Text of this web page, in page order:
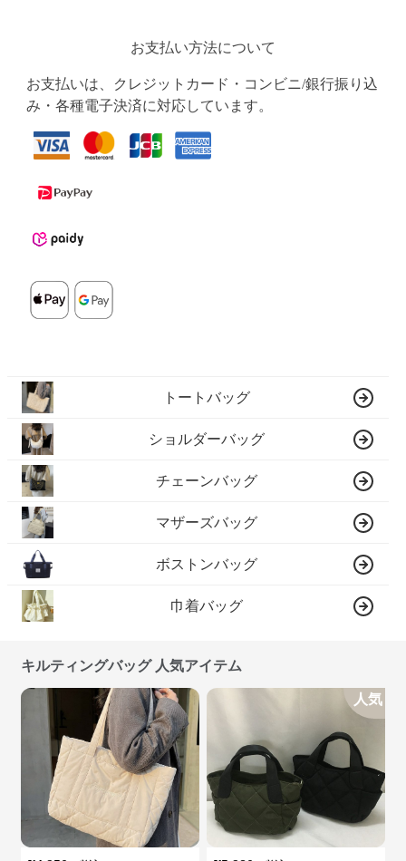
お支払い方法について
お支払いは、クレジットカード・コンビニ/銀行振り込
み・各種電子決済に対応しています。
トートバッグ
ショルダーバッグ
チェーンバッグ
マザーズバッグ
ボストンバッグ
巾着バッグ
キルティングバッグ 人気アイテム
人気